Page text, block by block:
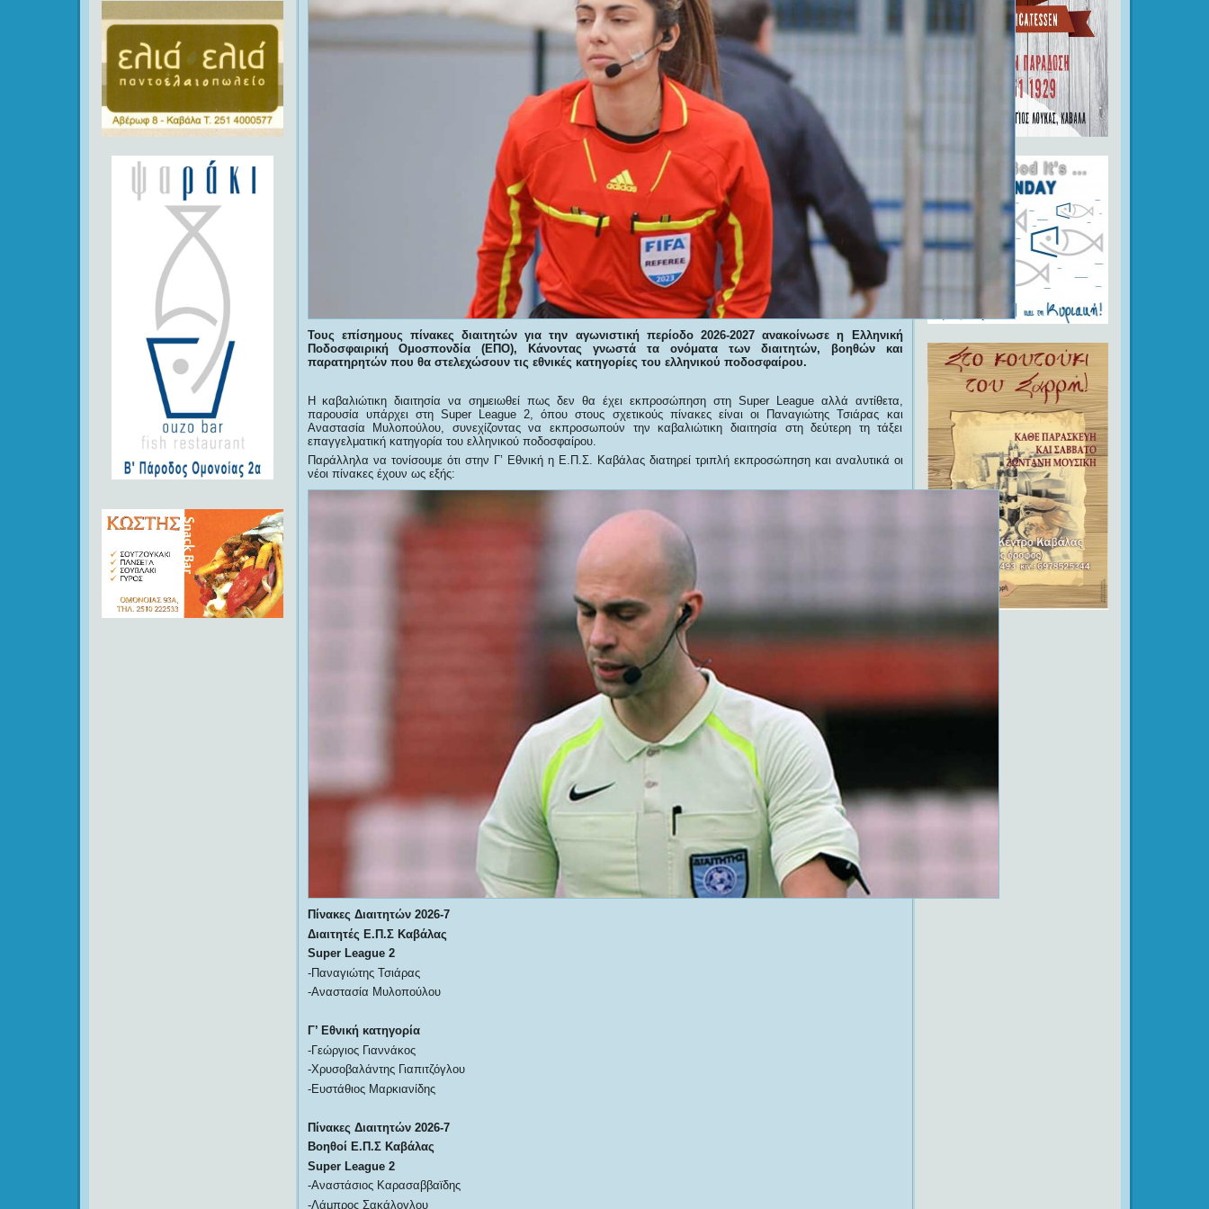
Τους επίσημους πίνακες διαιτητών για την αγωνιστική περίοδο 2026-2027 ανακοίνωσε η Ελληνική
Ποδοσφαιρική Ομοσπονδία (ΕΠΟ), Κάνοντας γνωστά τα ονόματα των διαιτητών, βοηθών και
παρατηρητών που θα στελεχώσουν τις εθνικές κατηγορίες του ελληνικού ποδοσφαίρου.
Η καβαλιώτικη διαιτησία να σημειωθεί πως δεν θα έχει εκπροσώπηση στη Super League αλλά αντίθετα,
παρουσία υπάρχει στη Super League 2, όπου στους σχετικούς πίνακες είναι οι Παναγιώτης Τσιάρας και
Αναστασία Μυλοπούλου, συνεχίζοντας να εκπροσωπούν την καβαλιώτικη διαιτησία στη δεύτερη τη τάξει
επαγγελματική κατηγορία του ελληνικού ποδοσφαίρου.
Παράλληλα να τονίσουμε ότι στην Γ’ Εθνική η Ε.Π.Σ. Καβάλας διατηρεί τριπλή εκπροσώπηση και αναλυτικά οι
νέοι πίνακες έχουν ως εξής:
Πίνακες Διαιτητών 2026-7
Διαιτητές Ε. Π.Σ Καβάλας
Super League2
-Παναγιώτης Τσιάρας
-Αναστασία Μυλοπούλου
Γ’ Εθνική κατηγορία
-Γεώργιος Γιαννάκος
-Χρυσοβαλάντης Γιαπιτζόγλου
-Ευστάθιος Μαρκιανίδης
Πίνακες Διαιτητών 2026-7
Βοηθοί Ε. Π.Σ Καβάλας
Super League2
-Αναστάσιος Καρασαββαϊδης
-Λάμπρος Σακάλογλου